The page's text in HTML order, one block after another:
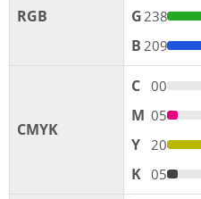
RGB G238
B 209
CMYK
C 00
M 05
Y 20
K 05